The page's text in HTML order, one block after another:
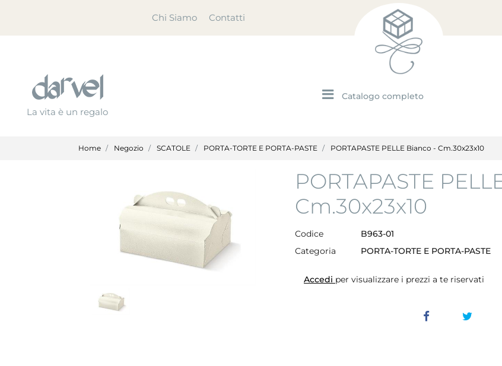
Chi Siamo Contatti
La vita è un regalo
Open menu
Home Negozio SCATOLE PORTA-TORTE E PORTA-PASTE PORTAPASTE PELLE Bianco - Cm.30x23x10
PORTAPASTE
Cm.30x23x10
Codice
B963-01
Categoria
PORTA-TORTE E PORTA-PASTE
Accedi per visualizzare i prezzi a te riservati